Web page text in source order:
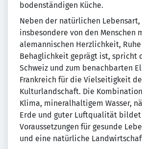
bodenständigen Küche.
Neben der natürlichen Lebensart,
insbesondere von den Menschen
alemannischen Herzlichkeit, Ruhe
Behaglichkeit geprägt ist, spricht
Schweiz und zum benachbarten
Frankreich für die Vielseitigkeit
Kulturlandschaft. Die
Klima, mineralhaltigem Wasser,
Erde und guter Luftqualität
Voraussetzungen für gesunde
und eine natürliche